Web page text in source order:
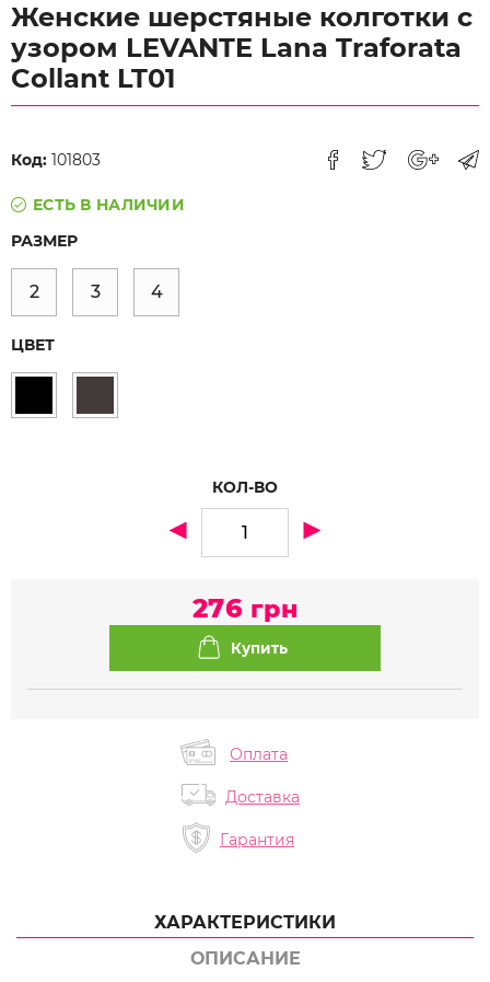
Женские шерстяные колготки с
узором LEVANTE Lana Traforata
Collant LT01
Код: 101803
ЕСТЬ В НАЛИЧИИ
РАЗМЕР
2 3 4
ЦВЕТ
КОЛ-ВО
276 грн
Оплата
Доставка
Гарантия
ХАРАКТЕРИСТИКИ
ОПИСАНИЕ